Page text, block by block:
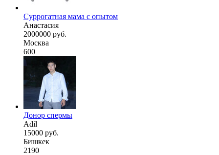
Суррогатная мама с опытом
Анастасия
2000000 руб.
Москва
600
Донор спермы
Adil
15000 руб.
Бишкек
2190